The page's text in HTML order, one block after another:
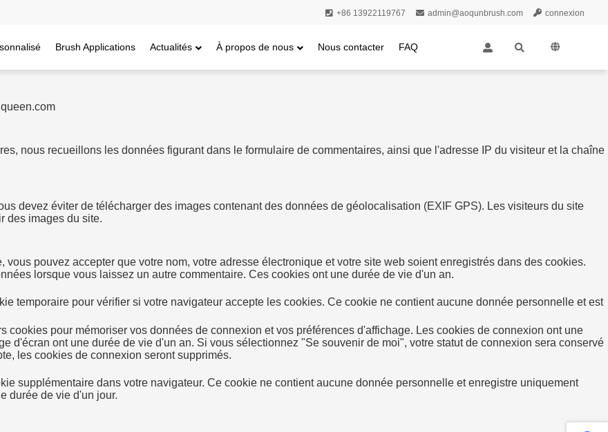
+86 13922119767 admin@aoqunbrush.com connexion
Brush Applications Actualités À propos de nous Nous contacter FAQ
nous recueillons les données figurant dans le formulaire de commentaires, ainsi que l'adresse IP du visiteur et la chaîne
devez éviter de télécharger des images contenant des données de géolocalisation (EXIF GPS). Les visiteurs du site
des images du site.
pouvez accepter que votre nom, votre adresse électronique et votre site web soient enregistrés dans des cookies.
lorsque vous laissez un autre commentaire. Ces cookies ont une durée de vie d'un an.
temporaire pour vérifier si votre navigateur accepte les cookies. Ce cookie ne contient aucune donnée personnelle et est
cookies pour mémoriser vos données de connexion et vos préférences d'affichage. Les cookies de connexion ont une
d'écran ont une durée de vie d'un an. Si vous sélectionnez "Se souvenir de moi", votre statut de connexion sera conservé
les cookies de connexion seront supprimés.
supplémentaire dans votre navigateur. Ce cookie ne contient aucune donnée personnelle et enregistre uniquement
durée de vie d'un jour.